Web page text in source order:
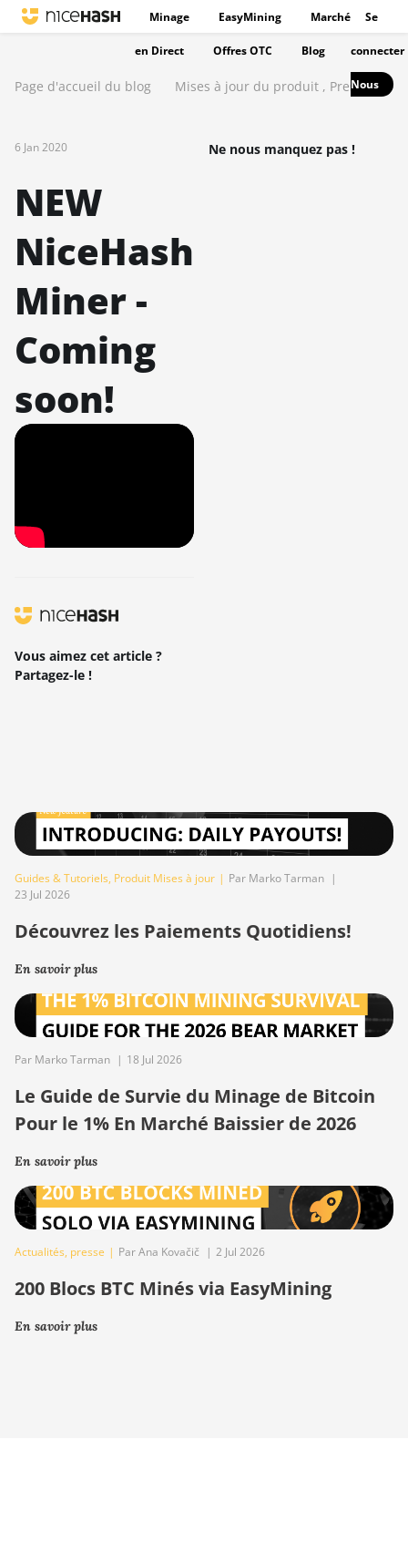
Minage EasyMining Marché
en Direct Offres OTC Blog
Se
connecter
Nous
Page d'accueil du blog Mises à jour du produit , Presse
6 Jan 2020
NEW
NiceHash
Miner -
Coming
soon!
Vous aimez cet article ?
Partagez-le !
Ne nous manquez pas !
Guides & Tutoriels, Produit Mises à jour | Par Marko Tarman |
23 Jul 2026
Découvrez les Paiements Quotidiens!
En savoir plus
Par Marko Tarman | 18 Jul 2026
Le Guide de Survie du Minage de Bitcoin
Pour le 1% En Marché Baissier de 2026
En savoir plus
Actualités, presse | Par Ana Kovačič | 2 Jul 2026
200 Blocs BTC Minés via EasyMining
En savoir plus